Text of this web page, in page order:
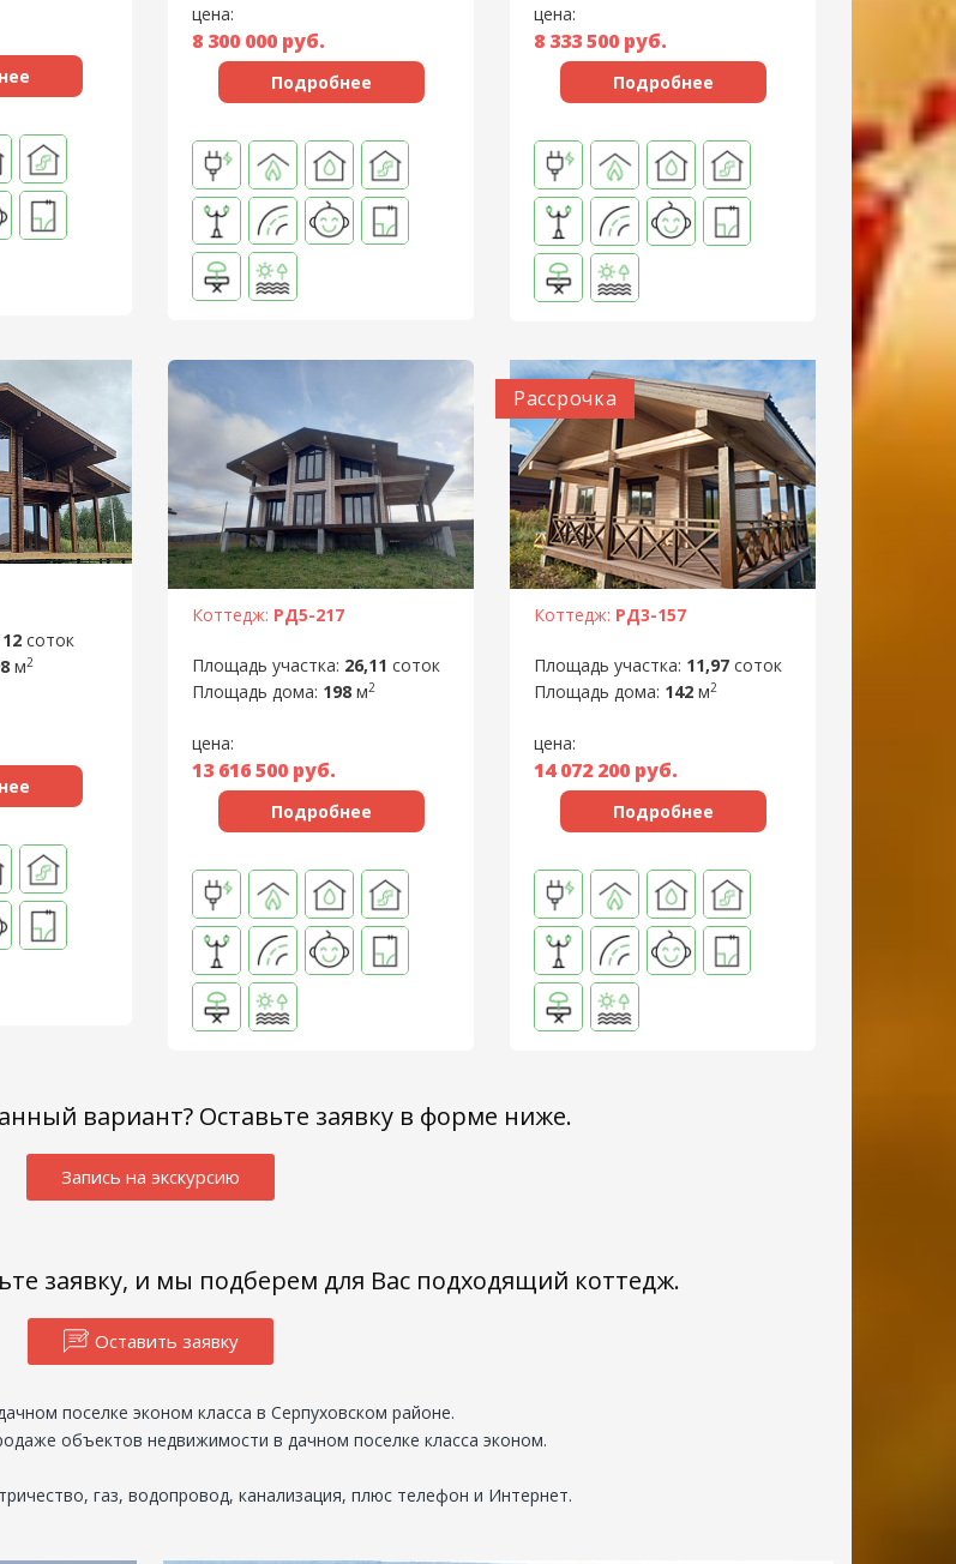
цена:
8 300 000 руб.
Подробнее
цена:
8 333 500 руб.
Подробнее
12 соток
м2
Коттедж: РД5-217
Площадь участка: 26,11 соток
Площадь дома: 198 м2
цена:
13 616 500 руб.
Подробнее
Рассрочка
Коттедж: РД3-157
Площадь участка: 11,97 соток
Площадь дома: 142 м2
цена:
14 072 200 руб.
Подробнее
вариант? Оставьте заявку в форме ниже.
Запись на экскурсию
заявку, и мы подберем для Вас подходящий коттедж.
Оставить заявку
поселке эконом класса в Серпуховском районе.
объектов недвижимости в дачном поселке класса эконом.
газ, водопровод, канализация, плюс телефон и Интернет.